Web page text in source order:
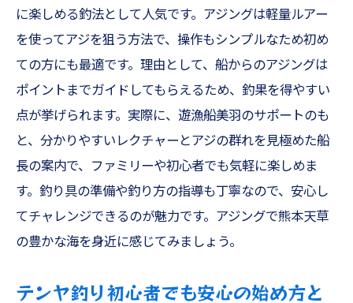
に楽しめる釣法として人気です。アジングは軽量ルアー
を使ってアジを狙う方法で、操作もシンプルなため初め
ての方にも最適です。理由として、船からのアジングは
ポイントまでガイドしてもらえるため、釣果を得やすい
点が挙げられます。実際に、遊漁船美羽のサポートのも
と、分かりやすいレクチャーとアジの群れを見極めた船
長の案内で、ファミリーや初心者でも気軽に楽しめま
す。釣り具の準備や釣り方の指導も丁寧なので、安心し
てチャレンジできるのが魅力です。アジングで熊本天草
の豊かな海を身近に感じてみましょう。
テンヤ釣り初心者でも安心の始め方と